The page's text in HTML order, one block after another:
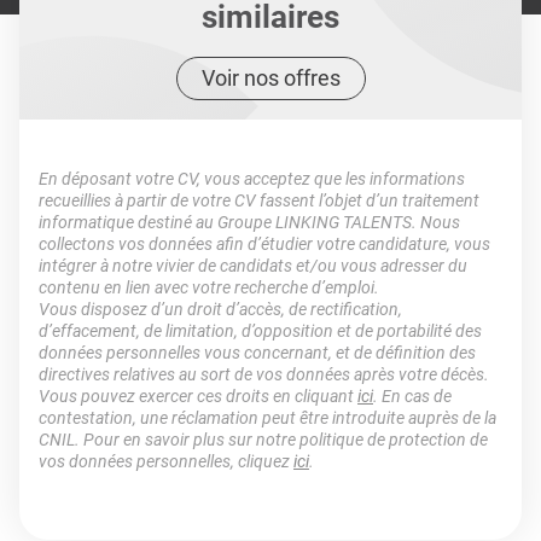
similaires
Voir nos offres
En déposant votre CV, vous acceptez que les informations
recueillies à partir de votre CV fassent l’objet d’un traitement
informatique destiné au Groupe LINKING TALENTS. Nous
collectons vos données afin d’étudier votre candidature, vous
intégrer à notre vivier de candidats et/ou vous adresser du
contenu en lien avec votre recherche d’emploi.
Vous disposez d’un droit d’accès, de rectification,
d’effacement, de limitation, d’opposition et de portabilité des
données personnelles vous concernant, et de définition des
directives relatives au sort de vos données après votre décès.
Vous pouvez exercer ces droits en cliquantici. En cas de
contestation, une réclamation peut être introduite auprès de la
CNIL. Pour en savoir plus sur notre politique de protection de
vos données personnelles, cliquezici.